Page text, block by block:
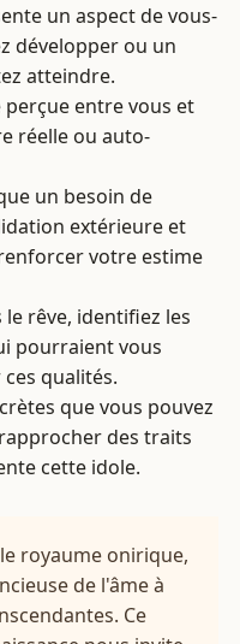
un aspect de vous-
développer ou un
atteindre.
perçue entre vous et
réelle ou auto-
un besoin de
extérieure et
votre estime
rêve, identifiez les
pourraient vous
qualités.
que vous pouvez
des traits
cette idole.
royaume onirique,
de l'âme à
Ce